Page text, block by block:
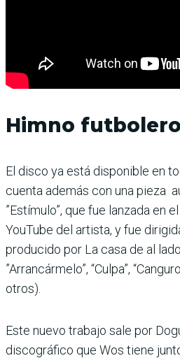
Himno futbolero
El disco ya está disponible en
cuenta además con una pieza
”Estímulo”, que fue lanzada en
YouTube del artista, y fue
producido por La casa de al
”Arrancármelo”, “Culpa”,
otros).
Este nuevo trabajo sale por
discográfico que Wos tiene